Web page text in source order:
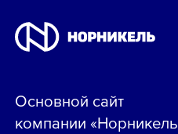
Основной сайт
компании